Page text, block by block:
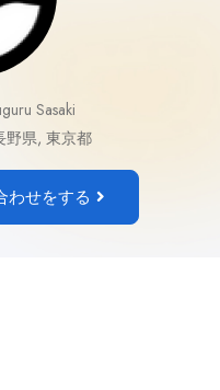
Sasaki
野県, 東京都
わせをする